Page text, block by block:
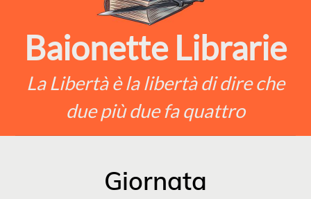
Baionette Librarie
La Libertà è la libertà di dire che
due più due fa quattro
Giornata